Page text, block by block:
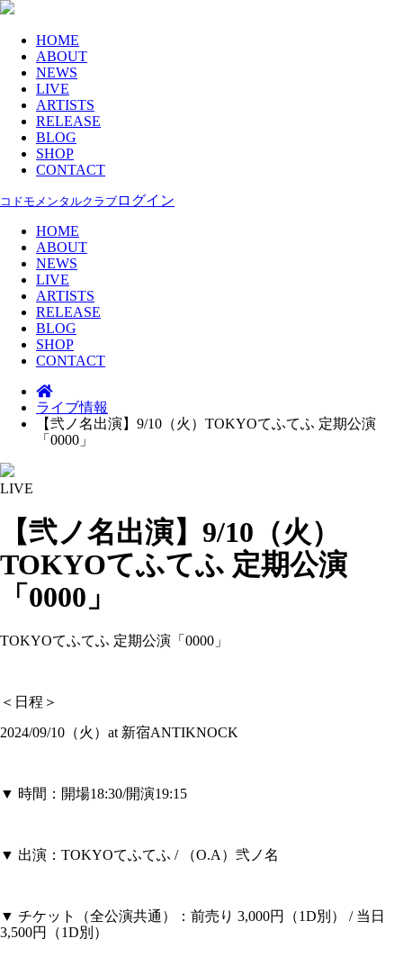
HOME
ABOUT
NEWS
LIVE
ARTISTS
RELEASE
BLOG
SHOP
CONTACT
コドモメンタルクラブ ログイン
HOME
ABOUT
NEWS
LIVE
ARTISTS
RELEASE
BLOG
SHOP
CONTACT
ライブ情報
【弐ノ名出演】9/10（火）TOKYOてふてふ 定期公演
「0000」
LIVE
【弐ノ名出演】9/10（火）
TOKYOてふてふ 定期公演
「0000」
TOKYOてふてふ 定期公演「0000」
＜日程＞
2024/09/10（火）at 新宿ANTIKNOCK
▼ 時間：開場18:30/開演19:15
▼ 出演：TOKYOてふてふ / （O.A）弐ノ名
▼ チケット（全公演共通）：前売り 3,000円（1D別） / 当日
3,500円（1D別）